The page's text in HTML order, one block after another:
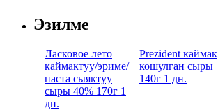
Эзилме
Ласковое лето
каймактуу/эриме/
паста сыяктуу
сыры 40% 170г 1
дн.
Prezident каймак
кошулган сыры
140г 1 дн.